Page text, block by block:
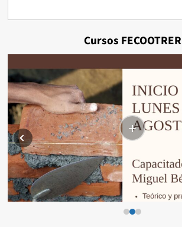
Cursos FECOOTRER
+